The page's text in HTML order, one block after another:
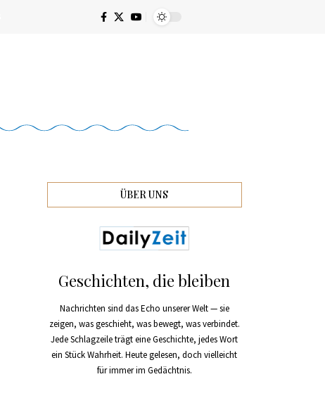
ÜBER UNS
Geschichten, die bleiben
Nachrichten sind das Echo unserer Welt — sie
zeigen, was geschieht, was bewegt, was verbindet.
Jede Schlagzeile trägt eine Geschichte, jedes Wort
ein Stück Wahrheit. Heute gelesen, doch vielleicht
für immer im Gedächtnis.